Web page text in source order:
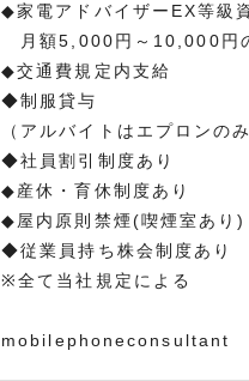
◆家電アドバイザーEX等級
月額5,000円～10,000円
◆交通費規定内支給
◆制服貸与
（アルバイトはエプロンの
◆社員割引制度あり
◆産休・育休制度あり
◆屋内原則禁煙(喫煙室あり)
◆従業員持ち株会制度あり
※全て当社規定による
mobilephoneconsultant